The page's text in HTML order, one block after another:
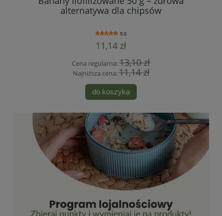
alternatywa dla chipsów
5.0
11,14 zł
Cena regularna:13,10 zł
Najniższa cena:11,14 zł
do koszyka